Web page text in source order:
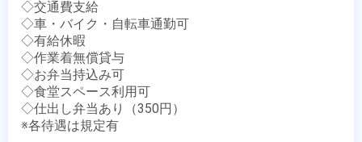
◇交通費支給
◇車・バイク・自転車通勤可
◇有給休暇
◇作業着無償貸与
◇お弁当持込み可
◇食堂スペース利用可
◇仕出し弁当あり（350円）
※各待遇は規定有